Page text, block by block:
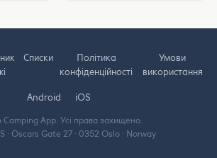
Cписки
Політика
конфіденційності
Умови
використання
Android iOS
Camping App. Усі права захищено.
· Oscars Gate 27 · 0352 Oslo · Norway